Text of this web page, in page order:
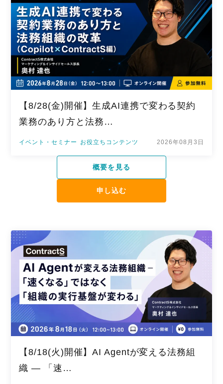
【8/28(金)開催】生成AI連携で変わる契約
業務のあり方と法務…
イベント・セミナー お役立ちコンテンツ 2026年08月3日
概要を見る
申し込む
【8/18(火)開催】AI Agentが変える法務組
織 — 「速…